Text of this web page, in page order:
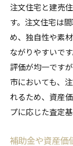
注文住宅と建売
す。注文住宅は
め、独自性や素
ながりやすいで
評価が均一です
市においても、
れるため、資産
プに応じた査定
補助金や資産価